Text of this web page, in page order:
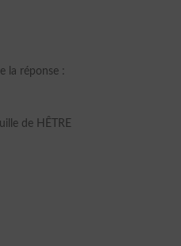
la réponse :
de HÊTRE